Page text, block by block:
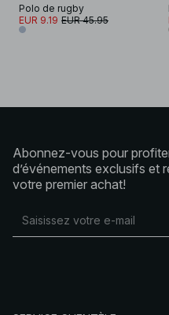
Polo de rugby
EUR 9.19 EUR 45.95
Abonnez-vous pour
d’événements exclusifs et
votre premier achat!